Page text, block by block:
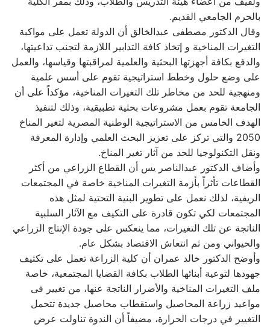
بالحرم الجامعي القديم.
وقال الدكتور مصطفى عبدالخالق أن الدولة تعمل على مواكبة
التغيرات المناخية و إتخاذ كافة التدابير اللازمة لتجنب تداعيتها،
والدفع بكافة أجهزتها البحثية والعلمية لمراقبتها وقياسها، والعمل
على وضع حلول وخطط استراتيجية تقوم على أسس علمية
ومنهجية للحد من مخاطر تلك التغيرات المناخية، مؤكداً على أن
الجامعة تقوم بعمل مشروعات بحثية تطبيقية، وذلك لتنفيذ
الهدف الخامس من الاستراتيجية الوطنية المصرية لتغير المناخ
2050 والتي تركز على تعزيز البحث العلمي وإدارة المعرفة
ونقل التكنولوجيا للحد من آثار تغير المناخ.
وأضاف الدكتور عبدالناصر يس أن القطاع الزراعي من أكثر
القطاعات تأثراً بأزمة التغيرات المناخية خاصة في المجتمعات
الريفية، لذلك نعمل على تطوير البنية التحتية لمثل هذه
المجتمعات لكي تكون قادرة على التكيف مع الآثار السلبية
الناتجة عن تلك التغيرات، مما ينعكس على جودة الإنتاج الزراعي
والحيواني ومن ثم انتعاش الاقتصاد بشكل عام.
وأوضح الدكتور خالد عمران أن كلية الزراعة تعمل على تكثيف
جهودها لتوعية أبنائها الطلاب بكافة القضايا المجتمعية، خاصة
ملف التغيرات المناخية والأضرار الناتجة عنها، من تغيير فى
مواعيد زراعة المحاصيل واستقطاب محاصيل جديدة تتحمل
التغيير في درجات الحرارة، مضيفاً أن الندوة تناولت عرض